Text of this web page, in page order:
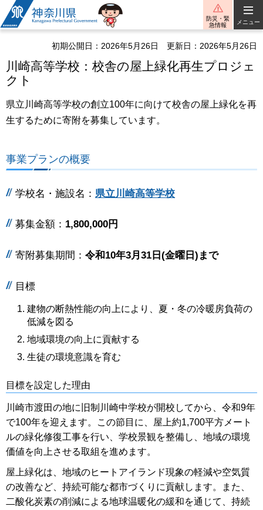
神奈川県
防災・緊
急情報
メニュー
初期公開日：2026年5月26日 更新日：2026年5月26日
川崎高等学校：校舎の屋上緑化再生プロジェ
クト
県立川崎高等学校の創立100年に向けて校舎の屋上緑化を再
生するために寄附を募集しています。
事業プランの概要
学校名・施設名： 県立川崎高等学校
募集金額： 1,800,000円
寄附募集期間： 令和10年3月31日(金曜日)まで
目標
建物の断熱性能の向上により、夏・冬の冷暖房負荷の
低減を図る
地域環境の向上に貢献する
生徒の環境意識を育む
目標を設定した理由
川崎市渡田の地に旧制川崎中学校が開校してから、令和9年
で100年を迎えます。この節目に、屋上約1,700平方メート
ルの緑化修復工事を行い、学校景観を整備し、地域の環境
価値を向上させる取組を進めます。
屋上緑化は、地域のヒートアイランド現象の軽減や空気質
の改善など、持続可能な都市づくりに貢献します。また、
二酸化炭素の削減による地球温暖化の緩和を通じて、持続